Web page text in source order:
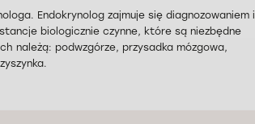
Endokrynolog zajmuje się diagnozowaniem i
biologicznie czynne, które są niezbędne
należą: podwzgórze, przysadka mózgowa,